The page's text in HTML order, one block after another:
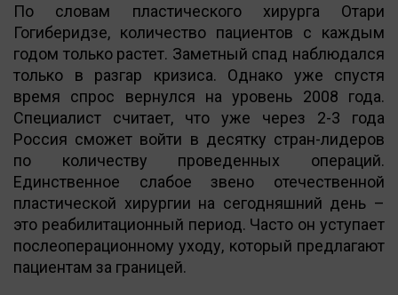
По словам пластического хирурга Отари
Гогиберидзе, количество пациентов с каждым
годом только растет. Заметный спад наблюдался
только в разгар кризиса. Однако уже спустя
время спрос вернулся на уровень 2008 года.
Специалист считает, что уже через 2-3 года
Россия сможет войти в десятку стран-лидеров
по количеству проведенных операций.
Единственное слабое звено отечественной
пластической хирургии на сегодняшний день –
это реабилитационный период. Часто он уступает
послеоперационному уходу, который предлагают
пациентам за границей.